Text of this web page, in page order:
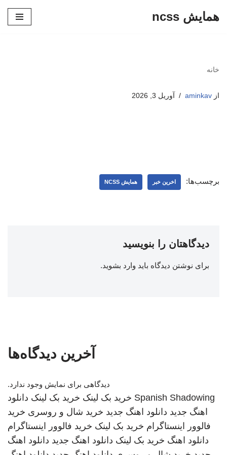
همایش ncss
خانه
از aminkav آوریل 3, 2026
برچسب‌ها: اخرین خبر همایش NCSS
دیدگاهتان را بنویسید
برای نوشتن دیدگاه باید وارد بشوید.
آخرین دیدگاه‌ها
دیدگاهی برای نمایش وجود ندارد.
Spanish Shadowing خرید بک لینک خرید بک لینک دانلود
اهنگ جدید دانلود اهنگ جدید خرید شال و روسری خرید
فالوور اینستاگرام خرید بک لینک خرید فالوور اینستاگرام
دانلود اهنگ خرید بک لینک دانلود اهنگ جدید دانلود اهنگ